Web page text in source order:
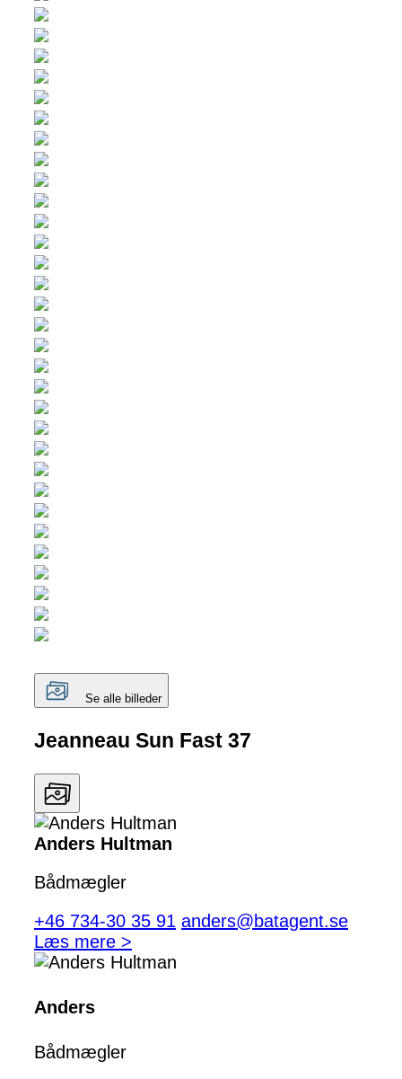
Se alle billeder
Jeanneau Sun Fast 37
Anders Hultman
Bådmægler
+46 734-30 35 91 anders@batagent.se
Læs mere >
Anders
Bådmægler